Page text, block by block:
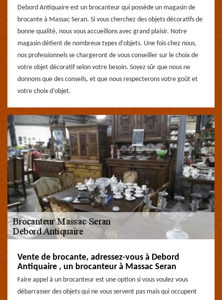
Debord Antiquaire est un brocanteur qui possède un magasin de
brocante à Massac Seran. Si vous cherchez des objets décoratifs de
bonne qualité, nous vous accueillons avec grand plaisir. Notre
magasin détient de nombreux types d’objets. Une fois chez nous,
nos professionnels se chargeront de vous conseiller sur le choix de
votre objet décoratif selon votre besoin. Soyez sûr que nous ne
donnons que des conseils, et que nous respecterons votre goût et
votre choix d’objet.
Vente de brocante, adressez-vous à Debord
Antiquaire , un brocanteur à Massac Seran
Faire appel à un brocanteur est une option si vous voulez vous
débarrasser des objets qui ne vous servent pas mais qui occupent